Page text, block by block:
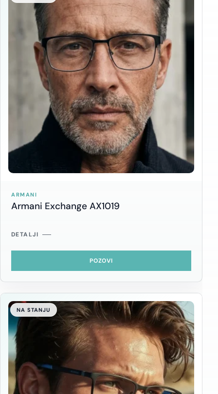
ARMANI
Armani Exchange AX1019
DETALJI
POZOVI
NA STANJU